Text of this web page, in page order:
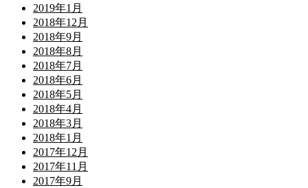
2019年1月
2018年12月
2018年9月
2018年8月
2018年7月
2018年6月
2018年5月
2018年4月
2018年3月
2018年1月
2017年12月
2017年11月
2017年9月